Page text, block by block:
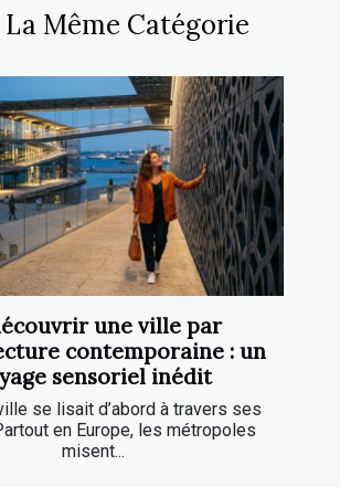
La Même Catégorie
une ville par
contemporaine : un
sensoriel inédit
se lisait d’abord à travers ses
en Europe, les métropoles
misent...